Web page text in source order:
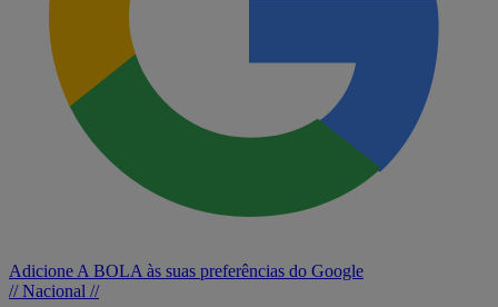
Adicione A BOLA às suas preferências do Google
// Nacional //